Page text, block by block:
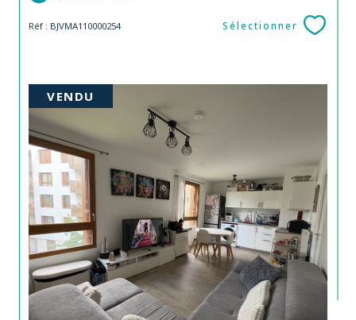
Réf : BJVMA110000254 Sélectionner
VENDU